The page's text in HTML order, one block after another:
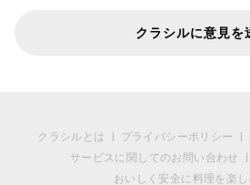
クラシルに意見を
クラシルとは プライバシーポリシー
サービスに関してのお問い合わせ
おいしく安全に料理を楽